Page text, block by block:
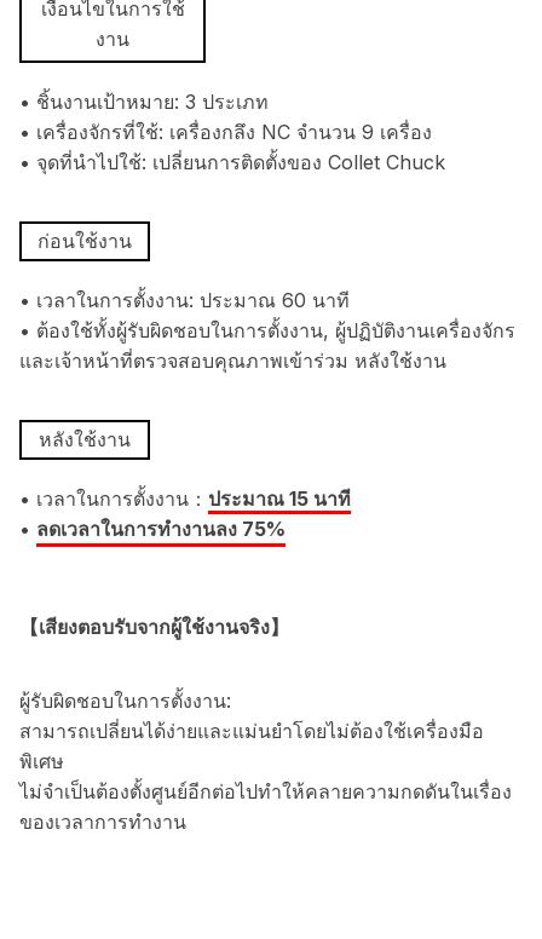
เงื่อนไขในการใช้
งาน
• ชิ้นงานเป้าหมาย: 3 ประเภท
• เครื่องจักรที่ใช้: เครื่องกลึง NC จำนวน 9 เครื่อง
• จุดที่นำไปใช้: เปลี่ยนการติดตั้งของ Collet Chuck
ก่อนใช้งาน
• เวลาในการตั้งงาน: ประมาณ 60 นาที
• ต้องใช้ทั้งผู้รับผิดชอบในการตั้งงาน, ผู้ปฏิบัติงานเครื่องจักร
และเจ้าหน้าที่ตรวจสอบคุณภาพเข้าร่วม หลังใช้งาน
หลังใช้งาน
• เวลาในการตั้งงาน： ประมาณ 15 นาที
• ลดเวลาในการทำงานลง 75%
【เสียงตอบรับจากผู้ใช้งานจริง】
ผู้รับผิดชอบในการตั้งงาน:
สามารถเปลี่ยนได้ง่ายและแม่นยำโดยไม่ต้องใช้เครื่องมือ
พิเศษ
ไม่จำเป็นต้องตั้งศูนย์อีกต่อไปทำให้คลายความกดดันในเรื่อง
ของเวลาการทำงาน